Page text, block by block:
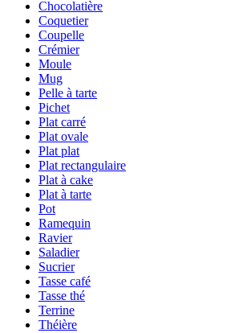
Chocolatière
Coquetier
Coupelle
Crémier
Moule
Mug
Pelle à tarte
Pichet
Plat carré
Plat ovale
Plat plat
Plat rectangulaire
Plat à cake
Plat à tarte
Pot
Ramequin
Ravier
Saladier
Sucrier
Tasse café
Tasse thé
Terrine
Théière